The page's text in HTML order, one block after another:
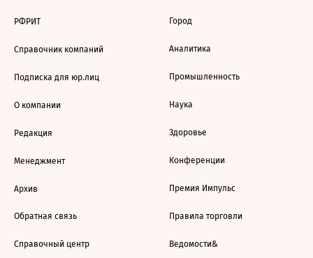
РФРИТ
Справочник компаний
Подписка для юр.лиц
О компании
Редакция
Менеджмент
Архив
Обратная связь
Справочный центр
Город
Аналитика
Промышленность
Наука
Здоровье
Конференции
Премия Импульс
Правила торговли
Ведомости&